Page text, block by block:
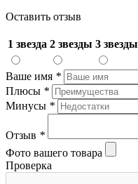
Оставить отзыв
1 звезда 2 звезды 3 звезды
Ваше имя *
Плюсы *
Минусы *
Отзыв *
Фото вашего товара
Проверка